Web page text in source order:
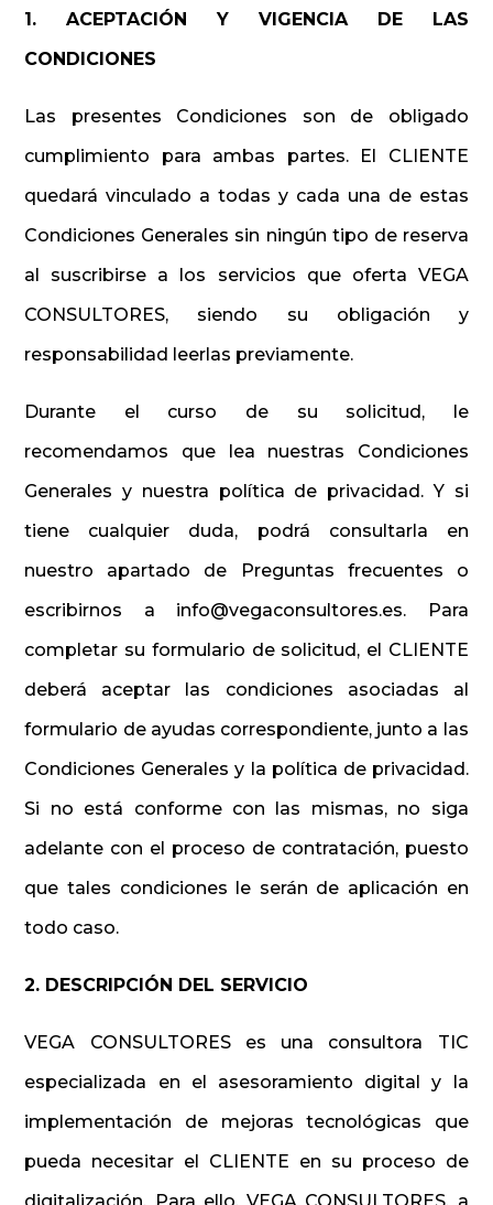
1. ACEPTACIÓN Y VIGENCIA DE LAS
CONDICIONES
Las presentes Condiciones son de obligado
cumplimiento para ambas partes. El CLIENTE
quedará vinculado a todas y cada una de estas
Condiciones Generales sin ningún tipo de reserva
al suscribirse a los servicios que oferta VEGA
CONSULTORES, siendo su obligación y
responsabilidad leerlas previamente.
Durante el curso de su solicitud, le
recomendamos que lea nuestras Condiciones
Generales y nuestra política de privacidad. Y si
tiene cualquier duda, podrá consultarla en
nuestro apartado de Preguntas frecuentes o
escribirnos a info@vegaconsultores.es. Para
completar su formulario de solicitud, el CLIENTE
deberá aceptar las condiciones asociadas al
formulario de ayudas correspondiente, junto a las
Condiciones Generales y la política de privacidad.
Si no está conforme con las mismas, no siga
adelante con el proceso de contratación, puesto
que tales condiciones le serán de aplicación en
todo caso.
2. DESCRIPCIÓN DEL SERVICIO
VEGA CONSULTORES es una consultora TIC
especializada en el asesoramiento digital y la
implementación de mejoras tecnológicas que
pueda necesitar el CLIENTE en su proceso de